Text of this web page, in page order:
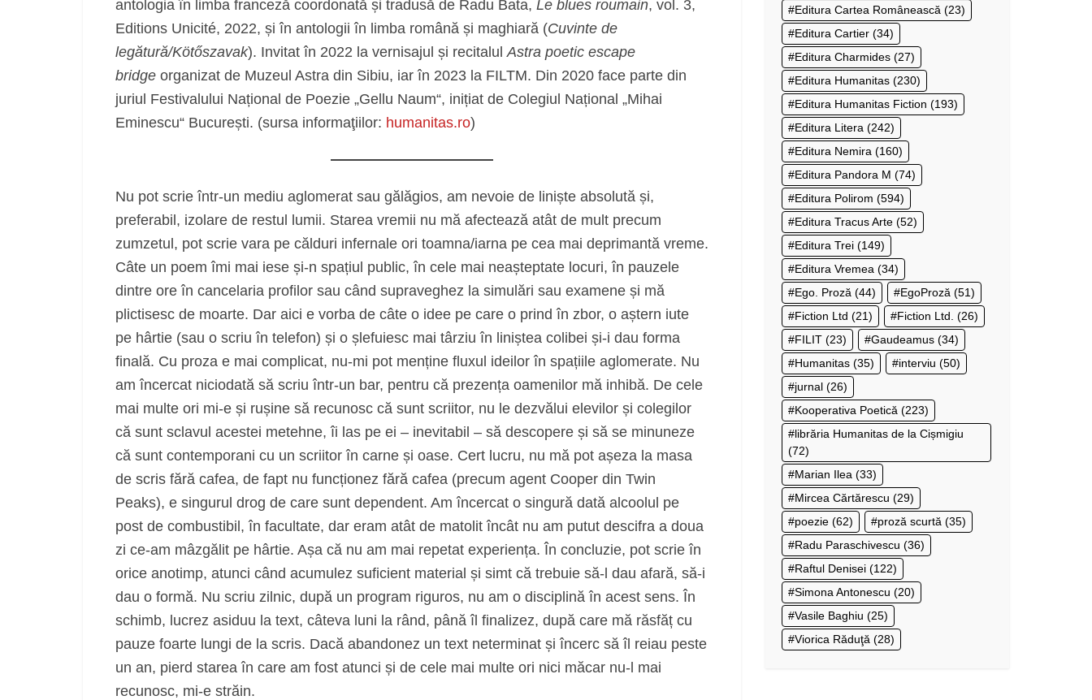
antologia în limba franceză coordonată și tradusă de Radu Bata, Le blues roumain, vol. 3,
Editions Unicité, 2022, și în antologii în limba română și maghiară (Cuvinte de
legătură/Kötőszavak). Invitat în 2022 la vernisajul și recitalulAstra poetic escape
bridge organizat de Muzeul Astra din Sibiu, iar în 2023 la FILTM. Din 2020 face parte din
juriul Festivalului Național de Poezie „Gellu Naum“, inițiat de Colegiul Național „Mihai
Eminescu“ București. (sursa informaţiilor: humanitas.ro)
Nu pot scrie într-un mediu aglomerat sau gălăgios, am nevoie de liniște absolută și,
preferabil, izolare de restul lumii. Starea vremii nu mă afectează atât de mult precum
zumzetul, pot scrie vara pe călduri infernale ori toamna/iarna pe cea mai deprimantă vreme.
Câte un poem îmi mai iese și-n spațiul public, în cele mai neașteptate locuri, în pauzele
dintre ore în cancelaria profilor sau când supraveghez la simulări sau examene și mă
plictisesc de moarte. Dar aici e vorba de câte o idee pe care o prind în zbor, o aștern iute
pe hârtie (sau o scriu în telefon) și o șlefuiesc mai târziu în liniștea colibei și-i dau forma
finală. Cu proza e mai complicat, nu-mi pot menține fluxul ideilor în spațiile aglomerate. Nu
am încercat niciodată să scriu într-un bar, pentru că prezența oamenilor mă inhibă. De cele
mai multe ori mi-e și rușine să recunosc că sunt scriitor, nu le dezvălui elevilor și colegilor
că sunt sclavul acestei metehne, îi las pe ei – inevitabil – să descopere și să se minuneze
că sunt contemporani cu un scriitor în carne și oase. Cert lucru, nu mă pot așeza la masa
de scris fără cafea, de fapt nu funcționez fără cafea (precum agent Cooper din Twin
Peaks), e singurul drog de care sunt dependent. Am încercat o singură dată alcoolul pe
post de combustibil, în facultate, dar eram atât de matolit încât nu am putut descifra a doua
zi ce-am mâzgălit pe hârtie. Așa că nu am mai repetat experiența. În concluzie, pot scrie în
orice anotimp, atunci când acumulez suficient material și simt că trebuie să-l dau afară, să-i
dau o formă. Nu scriu zilnic, după un program riguros, nu am o disciplină în acest sens. În
schimb, lucrez asiduu la text, câteva luni la rând, până îl finalizez, după care mă răsfăț cu
pauze foarte lungi de la scris. Dacă abandonez un text neterminat și încerc să îl reiau peste
un an, pierd starea în care am fost atunci și de cele mai multe ori nici măcar nu-l mai
recunosc, mi-e străin.
Editura Cartea Românească (23)
Editura Cartier (34)
Editura Charmides (27)
Editura Humanitas (230)
Editura Humanitas Fiction (193)
Editura Litera (242)
Editura Nemira (160)
Editura Pandora M (74)
Editura Polirom (594)
Editura Tracus Arte (52)
Editura Trei (149)
Editura Vremea (34)
Ego. Proză (44) EgoProză (51)
Fiction Ltd (21) Fiction Ltd. (26)
FILIT (23) Gaudeamus (34)
Humanitas (35) interviu (50)
jurnal (26)
Kooperativa Poetică (223)
librăria Humanitas de la Cișmigiu
(72)
Marian Ilea (33)
Mircea Cărtărescu (29)
poezie (62) proză scurtă (35)
Radu Paraschivescu (36)
Raftul Denisei (122)
Simona Antonescu (20)
Vasile Baghiu (25)
Viorica Răduţă (28)